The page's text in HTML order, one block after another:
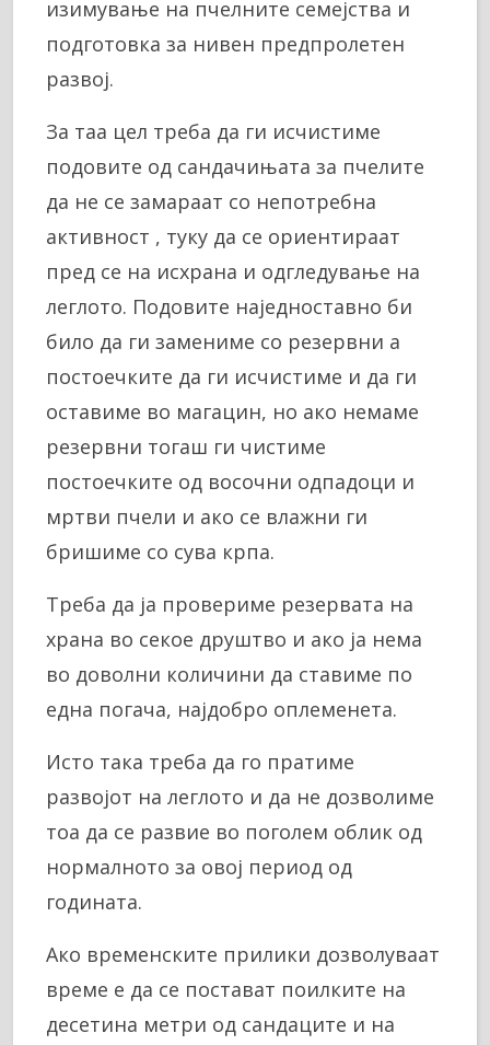
изимување на пчелните семејства и
подготовка за нивен предпролетен
развој.
За таа цел треба да ги исчистиме
подовите од сандачињата за пчелите
да не се замараат со непотребна
активност , туку да се ориентираат
пред се на исхрана и одгледување на
леглото. Подовите наједноставно би
било да ги замениме со резервни а
постоечките да ги исчистиме и да ги
оставиме во магацин, но ако немаме
резервни тогаш ги чистиме
постоечките од восочни одпадоци и
мртви пчели и ако се влажни ги
бришиме со сува крпа.
Треба да ја провериме резервата на
храна во секое друштво и ако ја нема
во доволни количини да ставиме по
една погача, најдобро оплеменета.
Исто така треба да го пратиме
развојот на леглото и да не дозволиме
тоа да се развие во поголем облик од
нормалното за овој период од
годината.
Ако временските прилики дозволуваат
време е да се постават поилките на
десетина метри од сандаците и на